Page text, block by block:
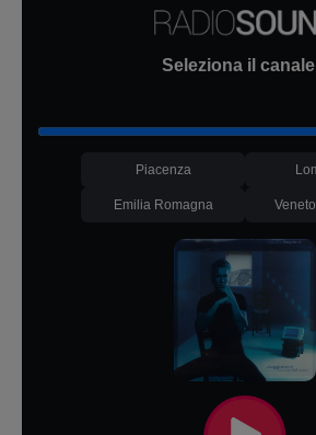
Seleziona il
Piacenza
Emilia Romagna